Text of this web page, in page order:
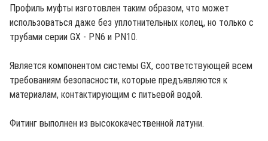
Профиль муфты изготовлен таким образом, что может
использоваться даже без уплотнительных колец, но только с
трубами серии GX - PN6 и PN10.
Является компонентом системы GX, соответствующей всем
требованиям безопасности, которые предъявляются к
материалам, контактирующим с питьевой водой.
Фитинг выполнен из высококачественной латуни.